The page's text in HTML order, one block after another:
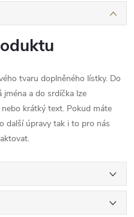
tvaru doplněného lístky. Do
jména a do srdíčka lze
krátký text. Pokud máte
další úpravy tak i to pro nás